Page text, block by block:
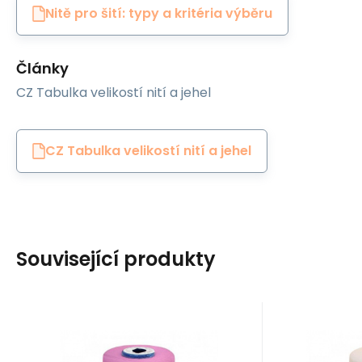
Nitě pro šití: typy a kritéria výběru
Články
CZ Tabulka velikostí nití a jehel
CZ Tabulka velikostí nití a jehel
Související produkty
Šicí nitě VIGA 80 do
80VIGA0106
8595721019919
153Kč
Skladem 1
Šicí